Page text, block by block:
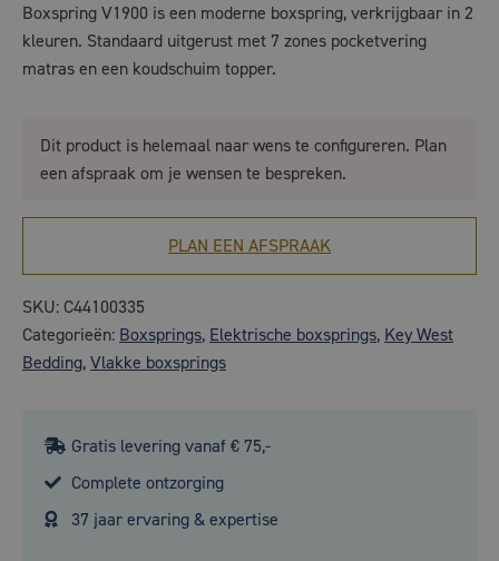
Boxspring V1900 is een moderne boxspring, verkrijgbaar in 2
kleuren. Standaard uitgerust met 7 zones pocketvering
matras en een koudschuim topper.
Dit product is helemaal naar wens te configureren. Plan
een afspraak om je wensen te bespreken.
PLAN EEN AFSPRAAK
SKU: C44100335
Categorieën: Boxsprings, Elektrische boxsprings, Key West
Bedding,Vlakke boxsprings
Gratis levering vanaf € 75,-
Complete ontzorging
37 jaar ervaring & expertise